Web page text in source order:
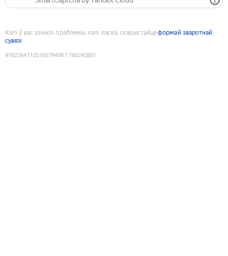
Калі ў вас узніклі праблемы, калі ласка, скарыстайцеформай зваротнай
сувязі
9192264112516579408:1786242851